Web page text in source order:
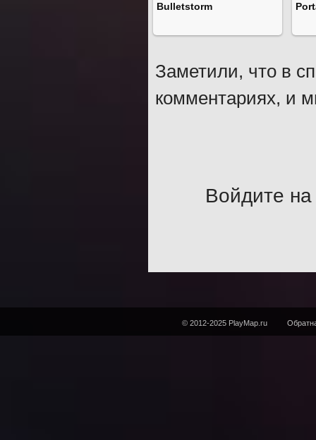
Bulletstorm
Заметили, что в
комментариях, и
Войдите на
© 2012-2025 PlayMap.ru